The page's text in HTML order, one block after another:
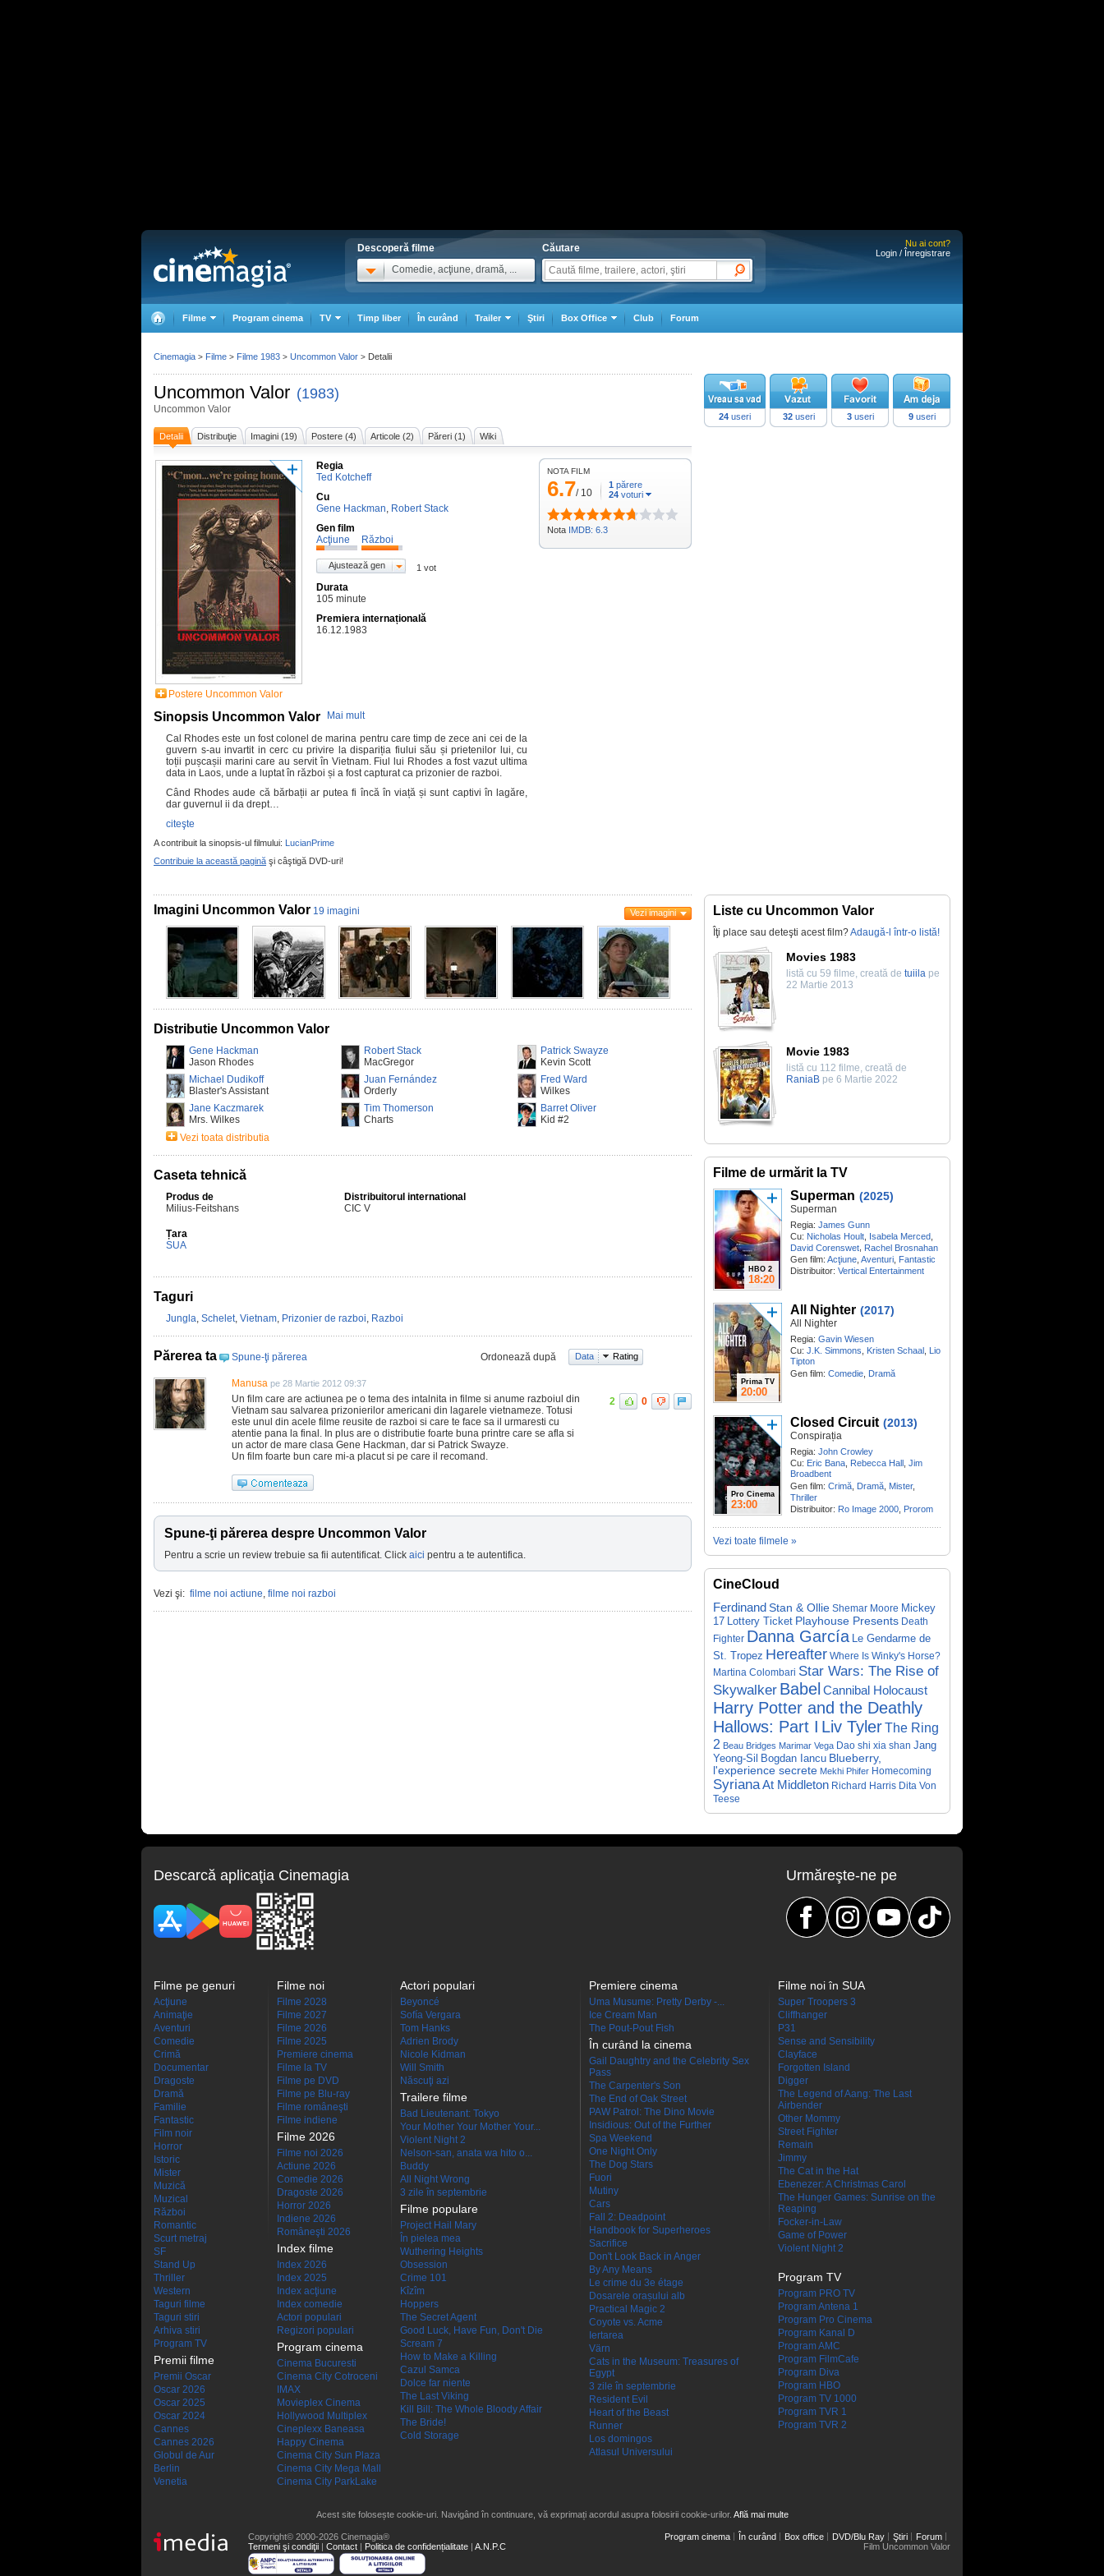
Descoperă filme
Comedie, acţiune, dramă, ...
Căutare
Nu ai cont?
Login / Înregistrare
Filme Program cinema TV Timp liber În curând Trailer Ştiri Box Office Club Forum
Uncommon Valor (1983)
Uncommon Valor
Detalii Distribuţie Imagini (19) Postere (4) Articole (2) Păreri (1) Wiki
Postere Uncommon Valor
Regia
Ted Kotcheff
Cu
Gene Hackman, Robert Stack
Gen film
Acţiune
Război
Ajustează gen 1 vot
Durata
105 minute
Premiera internațională
16.12.1983
Sinopsis Uncommon Valor
Mai mult
Cal Rhodes este un fost colonel de marina pentru care timp de zece ani cei de la
guvern s-au invartit in cerc cu privire la dispariția fiului său și prietenilor lui, cu
toții pușcașii marini care au servit în Vietnam. Fiul lui Rhodes a fost vazut ultima
data in Laos, unde a luptat în război și a fost capturat ca prizonier de razboi.
Când Rhodes aude că bărbații ar putea fi încă în viață și sunt captivi în lagăre,
dar guvernul ii da drept…
citeşte
A contribuit la sinopsis-ul filmului: LucianPrime
Contribuie la această pagină şi câştigă DVD-uri!
NOTA FILM
6.7/ 10
1 părere
24 voturi
Nota IMDB: 6.3
24 useri 32useri 3useri 9useri
Imagini Uncommon Valor 19 imagini Vezi imagini
Distributie Uncommon Valor
Gene Hackman
Jason Rhodes
Robert Stack
MacGregor
Patrick Swayze
Kevin Scott
Michael Dudikoff
Blaster's Assistant
Juan Fernández
Orderly
Fred Ward
Wilkes
Jane Kaczmarek
Mrs. Wilkes
Tim Thomerson
Charts
Barret Oliver
Kid #2
Vezi toata distributia
Caseta tehnică
Produs de
Milius-Feitshans
Distribuitorul international
CIC V
Țara
SUA
Taguri
Jungla, Schelet, Vietnam, Prizonier de razboi, Razboi
Părerea ta Spune-ţi părerea Ordonează după Data Rating
Manusa pe 28 Martie 2012 09:37
Un film care are actiunea pe o tema des intalnita in filme si anume razboiul din
Vietnam sau salvarea prizonierilor americani din lagarele vietnameze. Totusi
este unul din acele filme reusite de razboi si care te face sa il urmaresti cu
atentie pana la final. In plus are o distributie foarte buna printre care se afla si
un actor de mare clasa Gene Hackman, dar si Patrick Swayze.
Un film foarte bun care mi-a placut si pe care il recomand.
2 0
Spune-ţi părerea despre Uncommon Valor
Pentru a scrie un review trebuie sa fii autentificat. Click aici pentru a te autentifica.
Vezi şi: filme noi actiune, filme noi razboi
Liste cu Uncommon Valor
Îţi place sau deteşti acest film?Adaugă-l într-o listă!
Movies 1983
listă cu 59 filme, creată de tuiila pe
22 Martie 2013
Movie 1983
listă cu 112 filme, creată de
RaniaB pe 6 Martie 2022
Filme de urmărit la TV
HBO 2
18:20
Superman (2025)
Superman
Regia: James Gunn
Cu: Nicholas Hoult Isabela Merced
David Corenswet, Rachel Brosnahan
Gen film: Acţiune Aventuri Fantastic
Distribuitor: Vertical Entertainment
Prima TV
20:00
All Nighter (2017)
All Nighter
Regia: Gavin Wiesen
Cu: J.K. Simmons Kristen Schaal Lio
Tipton
Gen film: Comedie Dramă
Pro Cinema
23:00
Closed Circuit (2013)
Conspirația
Regia: John Crowley
Cu: Eric Bana Rebecca Hall Jim
Broadbent
Gen film: Crimă Dramă Mister,
Thriller
Distribuitor: Ro Image 2000 Prorom
Vezi toate filmele »
CineCloud
Ferdinand Stan & Ollie Shemar Moore Mickey
17 Lottery Ticket Playhouse Presents Death
Fighter Danna García Le Gendarme de
St. Tropez Hereafter Where Is Winky's Horse?
Martina Colombari Star Wars: The Rise of
Skywalker Babel Cannibal Holocaust
Harry Potter and the Deathly
Hallows: Part I Liv TylerThe Ring
2 Beau Bridges Marimar Vega Dao shi xia shan Jang
Yeong-Sil
Bogdan Iancu Blueberry,
l'experience secrete Mekhi Phifer Homecoming
SyrianaAt Middleton Richard Harris Dita Von
Teese
Cinemagia > Filme > Filme 1983 > Uncommon Valor > Detalii
Descarcă aplicaţia Cinemagia Urmăreşte-ne pe
Filme pe genuri
Acţiune
Animaţie
Aventuri
Comedie
Crimă
Documentar
Dragoste
Dramă
Familie
Fantastic
Film noir
Horror
Istoric
Mister
Muzică
Muzical
Război
Romantic
Scurt metraj
SF
Stand Up
Thriller
Western
Taguri filme
Taguri stiri
Arhiva stiri
Program TV
Premii filme
Premii Oscar
Oscar 2026
Oscar 2025
Oscar 2024
Cannes
Cannes 2026
Globul de Aur
Berlin
Venetia
Filme noi
Filme 2028
Filme 2027
Filme 2026
Filme 2025
Premiere cinema
Filme la TV
Filme pe DVD
Filme pe Blu-ray
Filme româneşti
Filme indiene
Filme 2026
Filme noi 2026
Actiune 2026
Comedie 2026
Dragoste 2026
Horror 2026
Indiene 2026
Româneşti 2026
Index filme
Index 2026
Index 2025
Index acţiune
Index comedie
Actori populari
Regizori populari
Program cinema
Cinema Bucuresti
Cinema City Cotroceni
IMAX
Movieplex Cinema
Hollywood Multiplex
Cineplexx Baneasa
Happy Cinema
Cinema City Sun Plaza
Cinema City Mega Mall
Cinema City ParkLake
Actori populari
Beyoncé
Sofía Vergara
Tom Hanks
Adrien Brody
Nicole Kidman
Will Smith
Născuţi azi
Trailere filme
Bad Lieutenant: Tokyo
Your Mother Your Mother Your...
Violent Night 2
Nelson-san, anata wa hito o...
Buddy
All Night Wrong
3 zile în septembrie
Filme populare
Project Hail Mary
În pielea mea
Wuthering Heights
Obsession
Crime 101
Kîzîm
Hoppers
The Secret Agent
Good Luck, Have Fun, Don't Die
Scream 7
How to Make a Killing
Cazul Samca
Dolce far niente
The Last Viking
Kill Bill: The Whole Bloody Affair
The Bride!
Cold Storage
Premiere cinema
Uma Musume: Pretty Derby -...
Ice Cream Man
The Pout-Pout Fish
În curând la cinema
Gail Daughtry and the Celebrity Sex
Pass
The Carpenter's Son
The End of Oak Street
PAW Patrol: The Dino Movie
Insidious: Out of the Further
Spa Weekend
One Night Only
The Dog Stars
Fuori
Mutiny
Cars
Fall 2: Deadpoint
Handbook for Superheroes
Sacrifice
Don't Look Back in Anger
By Any Means
Le crime du 3e étage
Dosarele orașului alb
Practical Magic 2
Coyote vs. Acme
Iertarea
Värn
Cats in the Museum: Treasures of
Egypt
3 zile în septembrie
Resident Evil
Heart of the Beast
Runner
Los domingos
Atlasul Universului
Filme noi în SUA
Super Troopers 3
Cliffhanger
P31
Sense and Sensibility
Clayface
Forgotten Island
Digger
The Legend of Aang: The Last
Airbender
Other Mommy
Street Fighter
Remain
Jimmy
The Cat in the Hat
Ebenezer: A Christmas Carol
The Hunger Games: Sunrise on the
Reaping
Focker-in-Law
Game of Power
Violent Night 2
Program TV
Program PRO TV
Program Antena 1
Program Pro Cinema
Program Kanal D
Program AMC
Program FilmCafe
Program Diva
Program HBO
Program TV 1000
Program TVR 1
Program TVR 2
Acest site folosește cookie-uri. Navigând în continuare, vă exprimați acordul asupra folosirii cookie-urilor. Află mai multe
Copyright© 2000-2026 Cinemagia®
Termeni şi condiţii | Contact | Politica de confidențialitate | A.N.P.C
Program cinema În curând Box office DVD/Blu Ray Ştiri
Forum
Film Uncommon Valor